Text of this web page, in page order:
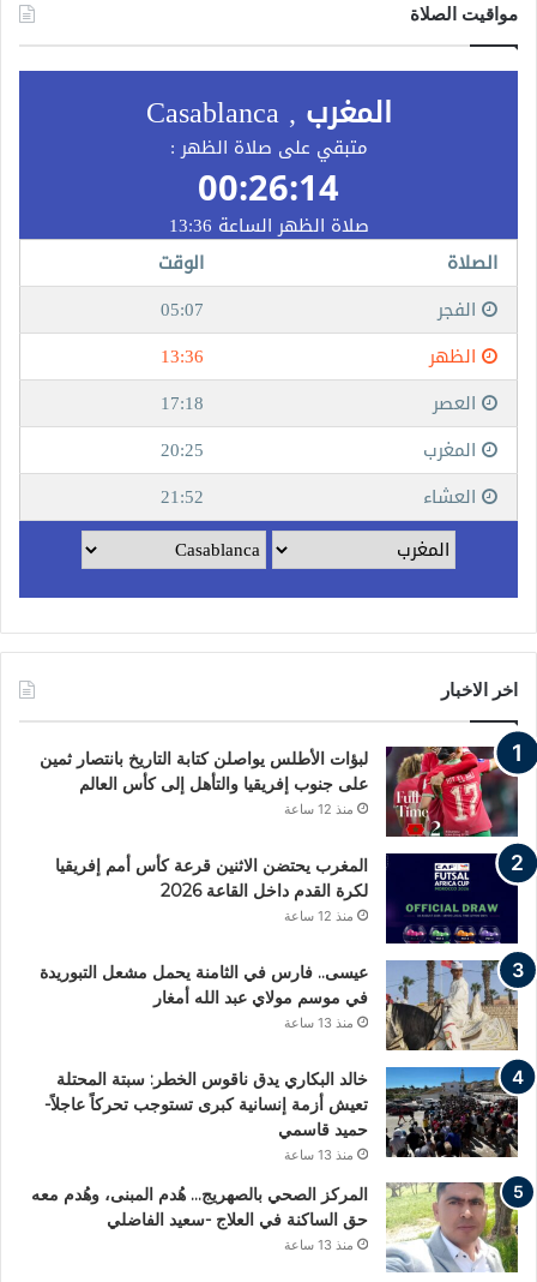
مواقيت الصلاة
اخر الاخبار
لبؤات الأطلس يواصلن كتابة التاريخ بانتصار ثمين
على جنوب إفريقيا والتأهل إلى كأس العالم
منذ 12 ساعة
المغرب يحتضن الاثنين قرعة كأس أمم إفريقيا
لكرة القدم داخل القاعة 2026
منذ 12 ساعة
عيسى.. فارس في الثامنة يحمل مشعل التبوريدة
في موسم مولاي عبد الله أمغار
منذ 13 ساعة
خالد البكاري يدق ناقوس الخطر: سبتة المحتلة
تعيش أزمة إنسانية كبرى تستوجب تحركاً عاجلاً-
حميد قاسمي
منذ 13 ساعة
المركز الصحي بالصهريج… هُدم المبنى، وهُدم معه
حق الساكنة في العلاج -سعيد الفاضلي
منذ 13 ساعة